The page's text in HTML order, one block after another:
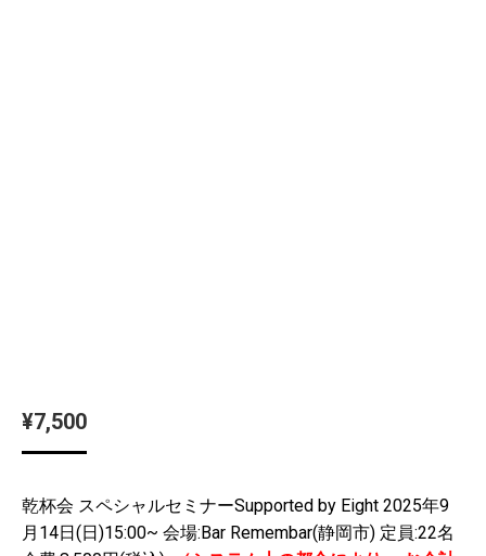
¥7,500
乾杯会 スペシャルセミナーSupported by Eight 2025年9
月14日(日)15:00~ 会場:Bar Remembar(静岡市) 定員:22名